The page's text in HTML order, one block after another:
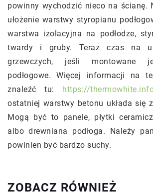
powinny wychodzić nieco na ścianę.
ułożenie warstwy styropianu
warstwa izolacyjna na podłodze,
twardy i gruby. Teraz czas na
grzewczych, jeśli montowane
podłogowe. Więcej informacji na
znaleźć tu: https://
ostatniej warstwy betonu układa się
Mogą być to panele, płytki
albo drewniana podłoga. Należy
powinien być bardzo suchy.
ZOBACZ RÓWNIEŻ